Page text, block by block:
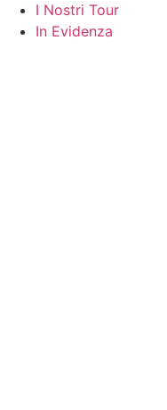
I Nostri Tour
In Evidenza